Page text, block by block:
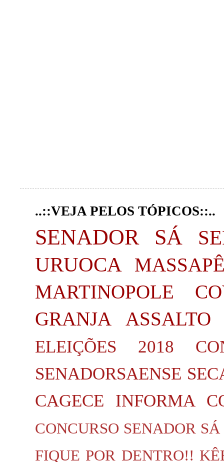
..::VEJA PELOS TÓPICOS::..
SENADOR SÁ
URUOCA
MARTINOPOLE
GRANJA
ASSALTO
ELEIÇÕES 2018
SENADORSAENSE
CAGECE INFORMA
CONCURSO SENADOR SÁ
FIQUE POR DENTRO!!